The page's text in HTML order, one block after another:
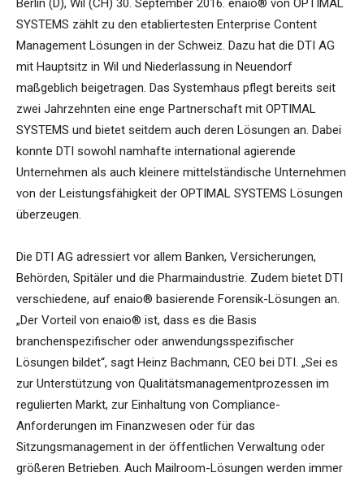
Berlin (D), Wil (CH) 30. September 2016. enaio® von OPTIMAL
SYSTEMS zählt zu den etabliertesten Enterprise Content
Management Lösungen in der Schweiz. Dazu hat die DTI AG
mit Hauptsitz in Wil und Niederlassung in Neuendorf
maßgeblich beigetragen. Das Systemhaus pflegt bereits seit
zwei Jahrzehnten eine enge Partnerschaft mit OPTIMAL
SYSTEMS und bietet seitdem auch deren Lösungen an. Dabei
konnte DTI sowohl namhafte international agierende
Unternehmen als auch kleinere mittelständische Unternehmen
von der Leistungsfähigkeit der OPTIMAL SYSTEMS Lösungen
überzeugen.
Die DTI AG adressiert vor allem Banken, Versicherungen,
Behörden, Spitäler und die Pharmaindustrie. Zudem bietet DTI
verschiedene, auf enaio® basierende Forensik-Lösungen an.
„Der Vorteil von enaio® ist, dass es die Basis
branchenspezifischer oder anwendungsspezifischer
Lösungen bildet“, sagt Heinz Bachmann, CEO bei DTI. „Sei es
zur Unterstützung von Qualitätsmanagementprozessen im
regulierten Markt, zur Einhaltung von Compliance-
Anforderungen im Finanzwesen oder für das
Sitzungsmanagement in der öffentlichen Verwaltung oder
größeren Betrieben. Auch Mailroom-Lösungen werden immer